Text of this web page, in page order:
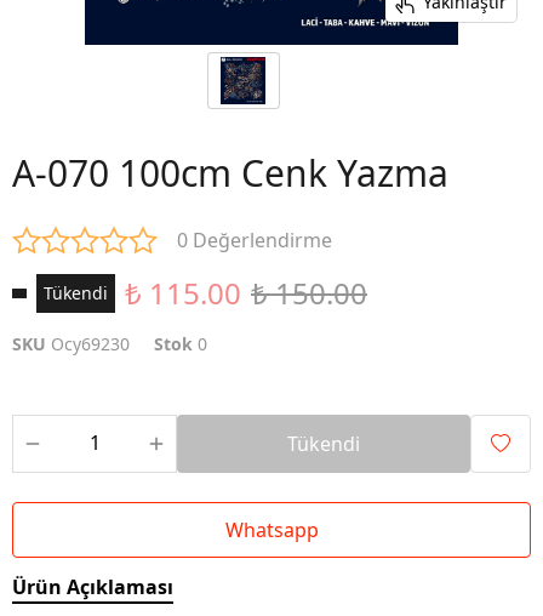
A-070 100cm Cenk Yazma
0 Değerlendirme
Tükendi ₺ 115.00 ₺ 150.00
SKU Ocy69230 Stok 0
Tükendi
Whatsapp
Ürün Açıklaması